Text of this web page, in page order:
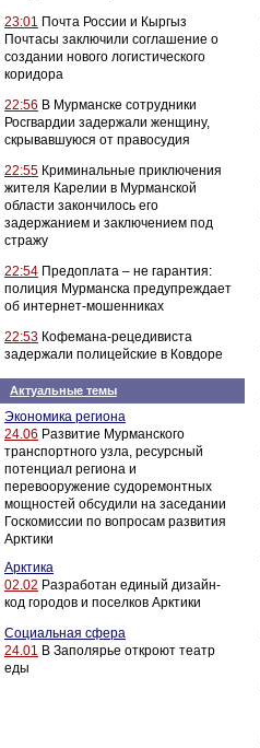
23:01 Почта России и Кыргыз
Почтасы заключили соглашение о
создании нового логистического
коридора
22:56 В Мурманске сотрудники
Росгвардии задержали женщину,
скрывавшуюся от правосудия
22:55 Криминальные приключения
жителя Карелии в Мурманской
области закончилось его
задержанием и заключением под
стражу
22:54 Предоплата – не гарантия:
полиция Мурманска предупреждает
об интернет-мошенниках
22:53 Кофемана-рецедивиста
задержали полицейские в Ковдоре
Актуальные темы
Экономика региона
24.06 Развитие Мурманского
транспортного узла, ресурсный
потенциал региона и
перевооружение судоремонтных
мощностей обсудили на заседании
Госкомиссии по вопросам развития
Арктики
Арктика
02.02 Разработан единый дизайн-
код городов и поселков Арктики
Социальная сфера
24.01 В Заполярье откроют театр
еды